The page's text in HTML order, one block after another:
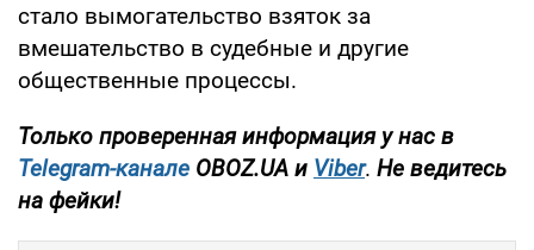
стало вымогательство взяток за
вмешательство в судебные и другие
общественные процессы.
Только проверенная информация у нас в
Telegram-канале OBOZ.UA и Viber. Не ведитесь
на фейки!